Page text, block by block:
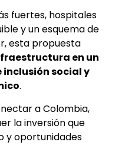
fuertes, hospitales
y un esquema de
esta propuesta
en un
social y
.
a Colombia,
la inversión que
y oportunidades